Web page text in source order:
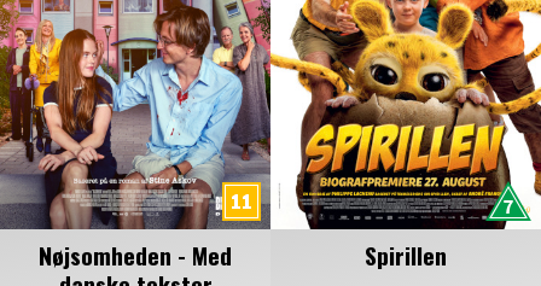
Nøjsomheden - Med
Spirillen